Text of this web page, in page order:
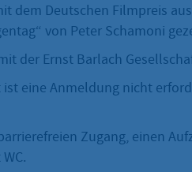
dem Deutschen Filmpreis
von Peter Schamoni
der Ernst Barlach
eine Anmeldung nicht
Zugang, einen